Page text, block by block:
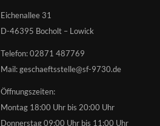
Eichenallee 31
D-46395 Bocholt – Lowick
Telefon: 02871 487769
Mail: geschaeftsstelle@sf-9730.de
Öffnungszeiten:
Montag 18:00 Uhr bis 20:00 Uhr
Donnerstag 09:00 Uhr bis 11:00 Uhr